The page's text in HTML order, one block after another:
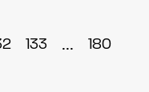
133 ... 180